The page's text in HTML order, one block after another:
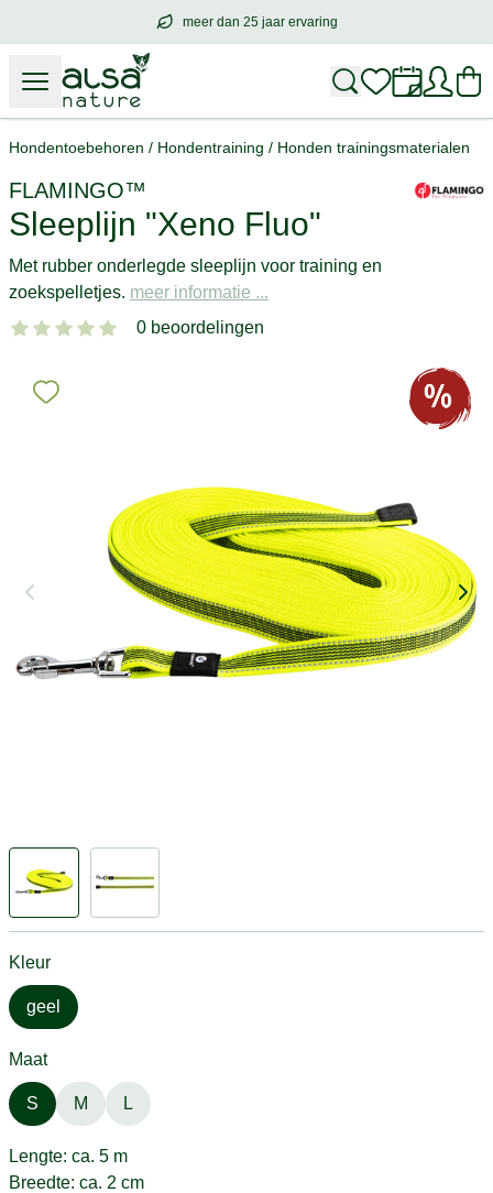
meer dan 25 jaar ervaring
meer dan25 jaar ervaring
Hondentoebehoren / Hondentraining / Honden trainingsmaterialen
FLAMINGO™
Sleeplijn "Xeno Fluo"
Met rubber onderlegde sleeplijn voor training en
zoekspelletjes. meer informatie ...
0 beoordelingen
Kleur
geel
Maat
S M L
Lengte: ca. 5 m
Breedte: ca. 2 cm